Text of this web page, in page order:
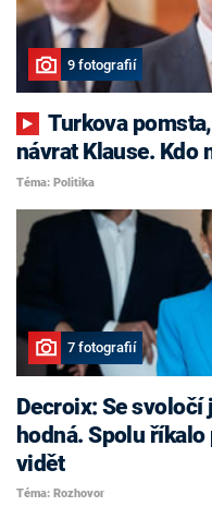
9 fotografií
Turkova pomsta, nekonfliktní Havlíček i
návrat Klause. Kdo
Téma: Politika
7 fotografií
Decroix: Se svoločí
hodná. Spolu
vidět
Téma: Rozhovor